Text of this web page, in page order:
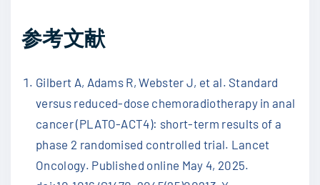
参考文献
Gilbert A, Adams R, Webster J, et al. Standard
versus reduced-dose chemoradiotherapy in anal
cancer (PLATO-ACT4): short-term results of a
phase 2 randomised controlled trial. Lancet
Oncology. Published online May 4, 2025.